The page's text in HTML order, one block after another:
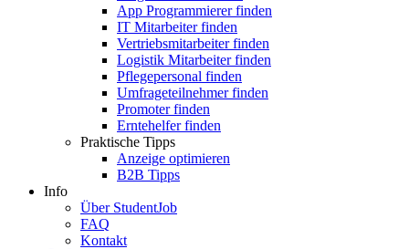
App Programmierer finden
IT Mitarbeiter finden
Vertriebsmitarbeiter finden
Logistik Mitarbeiter finden
Pflegepersonal finden
Umfrageteilnehmer finden
Promoter finden
Erntehelfer finden
Praktische Tipps
Anzeige optimieren
B2B Tipps
Info
Über StudentJob
FAQ
Kontakt